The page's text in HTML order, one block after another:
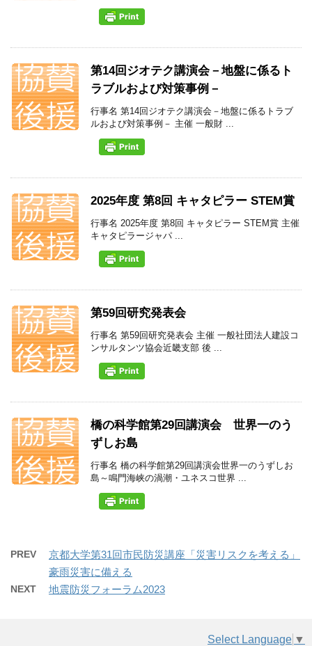
第14回ジオテク講演会－地盤に係るト
ラブルおよび対策事例－
行事名 第14回ジオテク講演会－地盤に係るトラブ
ルおよび対策事例－ 主催 一般財 ...
2025年度 第8回 キャタピラー STEM賞
行事名 2025年度 第8回 キャタピラー STEM賞 主催
キャタピラージャパ ...
第59回研究発表会
行事名 第59回研究発表会 主催 一般社団法人建設コ
ンサルタンツ協会近畿支部 後 ...
橋の科学館第29回講演会 世界一のう
ずしお島
行事名 橋の科学館第29回講演会世界一のうずしお
島～鳴門海峡の渦潮・ユネスコ世界 ...
PREV
京都大学第31回市民防災講座「災害リスクを考える」
豪雨災害に備える
NEXT 地震防災フォーラム2023
Select Language ▼